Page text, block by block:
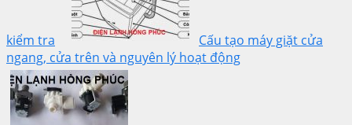
kiểm tra
Cấu tạo máy giặt cửa
ngang, cửa trên và nguyên lý hoạt động